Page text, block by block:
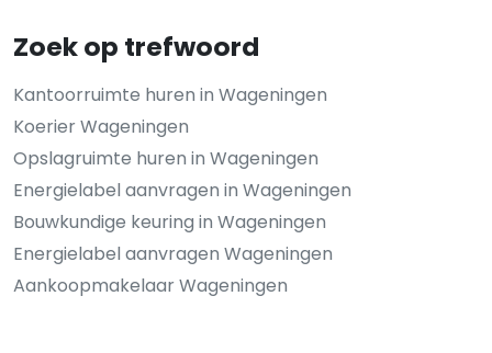
Zoek op trefwoord
Kantoorruimte huren in Wageningen
Koerier Wageningen
Opslagruimte huren in Wageningen
Energielabel aanvragen in Wageningen
Bouwkundige keuring in Wageningen
Energielabel aanvragen Wageningen
Aankoopmakelaar Wageningen